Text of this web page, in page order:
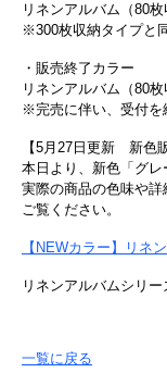
リネンアルバム（80
※300枚収納タイプと
・販売終了カラー
リネンアルバム（80
※完売に伴い、受付を
【5月27日更新 新色
本日より、新色「グレ
実際の商品の色味や
ご覧ください。
【NEWカラー】リネ
リネンアルバムシリー
一覧に戻る